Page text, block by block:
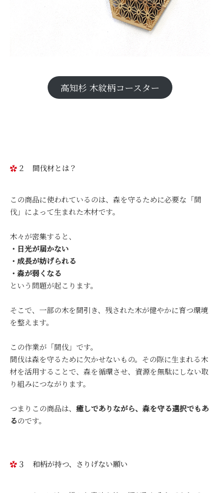
高知杉 木紋柄コースター
２ 間伐材とは？
この商品に使われているのは、森を守るために必要な「間
伐」によって生まれた木材です。
木々が密集すると、
・日光が届かない
・成長が妨げられる
・森が弱くなる
という問題が起こります。
そこで、一部の木を間引き、残された木が健やかに育つ環境
を整えます。
この作業が「間伐」です。
間伐は森を守るために欠かせないもの。その際に生まれる木
材を活用することで、森を循環させ、資源を無駄にしない取
り組みにつながります。
つまりこの商品は、 癒しでありながら、森を守る選択でもあ
るのです。
３ 和柄が持つ、さりげない願い